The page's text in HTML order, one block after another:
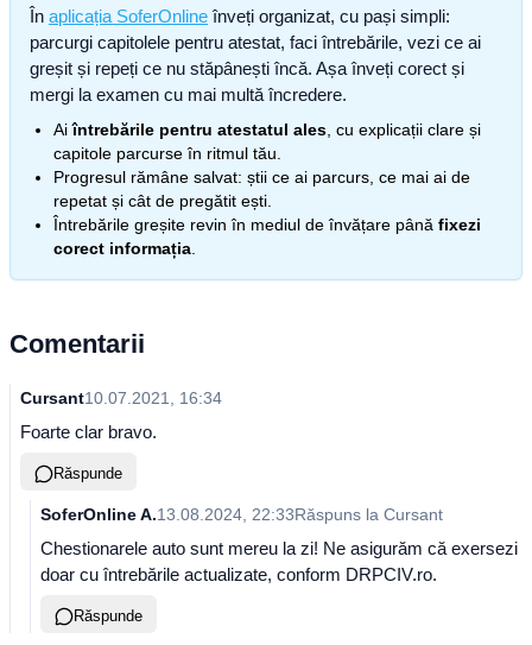
În aplicația SoferOnline înveți organizat, cu pași simpli:
parcurgi capitolele pentru atestat, faci întrebările, vezi ce ai
greșit și repeți ce nu stăpânești încă. Așa înveți corect și
mergi la examen cu mai multă încredere.
Aiîntrebările pentru atestatul ales , cu explicații clare și
capitole parcurse în ritmul tău.
Progresul rămâne salvat: știi ce ai parcurs, ce mai ai de
repetat și cât de pregătit ești.
Întrebările greșite revin în mediul de învățare până fixezi
corect informația
Comentarii
Cursant10.07.2021, 16:34
Foarte clar bravo.
Răspunde
SoferOnline A.13.08.2024, 22:33Răspuns la Cursant
Chestionarele auto sunt mereu la zi! Ne asigurăm că exersezi
doar cu întrebările actualizate, conform DRPCIV.ro.
Răspunde